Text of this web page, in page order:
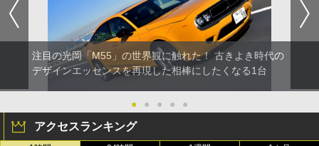
注目の光岡「M55」の世界観に触れた！ 古きよき時代の
デザインエッセンスを再現した相棒にしたくなる1台
● ● ● ● ●
アクセスランキング